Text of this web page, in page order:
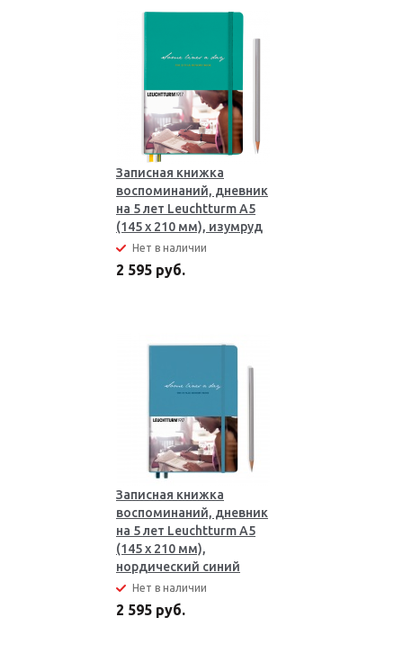
Записная книжка
воспоминаний, дневник
на 5 лет Leuchtturm A5
(145 x 210 мм), изумруд
Нет в наличии
2 595 руб.
Записная книжка
воспоминаний, дневник
на 5 лет Leuchtturm A5
(145 x 210 мм),
нордический синий
Нет в наличии
2 595 руб.